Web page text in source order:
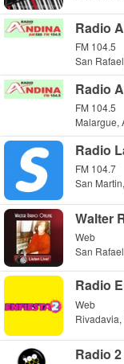
Radio
FM 104.5
San
Radio
FM 104.5
Malargue,
Radio
FM 104.7
San
Walter
Web
San
Radio
Web
Radio